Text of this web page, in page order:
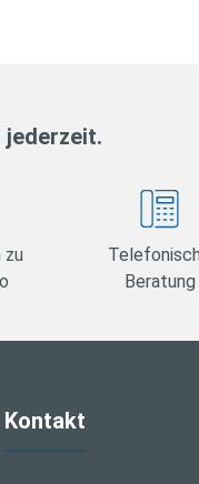
jederzeit.
zu
Beratung
Kontakt